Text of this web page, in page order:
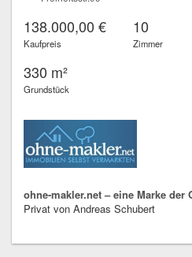
138.000,00 €
Kaufpreis
10
Zimmer
330 m²
Grundstück
ohne-makler.net – eine Marke der
Privat von Andreas Schubert